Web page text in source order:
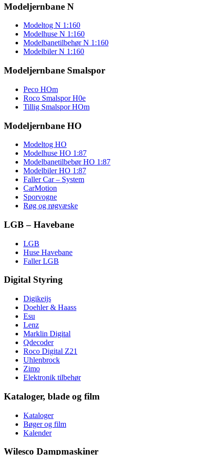
Modeljernbane N
Modeltog N 1:160
Modelhuse N 1:160
Modelbanetilbehør N 1:160
Modelbiler N 1:160
Modeljernbane Smalspor
Peco HOm
Roco Smalspor H0e
Tillig Smalspor HOm
Modeljernbane HO
Modeltog HO
Modelhuse HO 1:87
Modelbanetilbebør HO 1:87
Modelbiler HO 1:87
Faller Car – System
CarMotion
Sporvogne
Røg og røgvæske
LGB – Havebane
LGB
Huse Havebane
Faller LGB
Digital Styring
Digikeijs
Doehler & Haass
Esu
Lenz
Marklin Digital
Qdecoder
Roco Digital Z21
Uhlenbrock
Zimo
Elektronik tilbehør
Kataloger, blade og film
Kataloger
Bøger og film
Kalender
Wilesco Dampmaskiner